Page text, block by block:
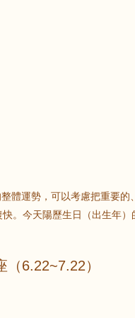
體運勢，可以考慮把重要的
。今天陽歷生日（出生年
（6.22~7.22）